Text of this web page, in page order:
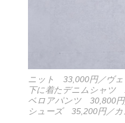
ニット 33,000円／ヴ
下に着たデニムシャツ
ベロアパンツ 30,800
シューズ 35,200円／カ